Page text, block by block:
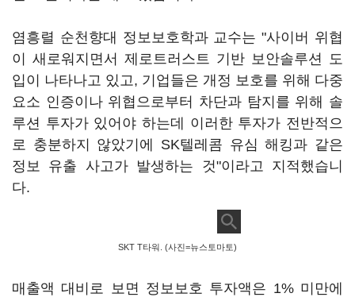
염흥렬 순천향대 정보보호학과 교수는 "사이버 위협
이 새로워지면서 제로트러스트 기반 보안솔루션 도
입이 나타나고 있고, 기업들은 개정 보호를 위해 다중
요소 인증이나 위협으로부터 차단과 탐지를 위해 솔
루션 투자가 있어야 하는데 이러한 투자가 전반적으
로 충분하지 않았기에 SK텔레콤 유심 해킹과 같은
정보 유출 사고가 발생하는 것"이라고 지적했습니
다.
SKT T타워. (사진=뉴스토마토)
매출액 대비로 보면 정보보호 투자액은 1% 미만에